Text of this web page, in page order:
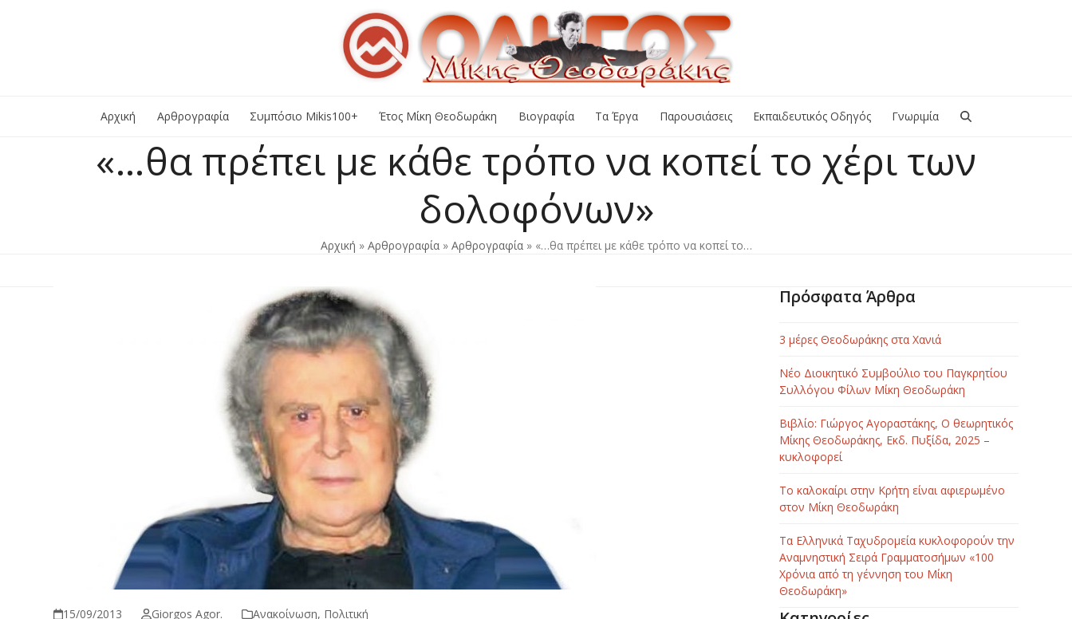
Αρχική Αρθρογραφία Συμπόσιο Mikis100+ Έτος Μίκη Θεοδωράκη Βιογραφία Τα Έργα Παρουσιάσεις Εκπαιδευτικός Οδηγός Γνωριμία
«…θα πρέπει με κάθε τρόπο να κοπεί το χέρι των
δολοφόνων»
Αρχική » Αρθρογραφία» Αρθρογραφία» «…θα πρέπει με κάθε τρόπο να κοπεί το…
15/09/2013 Giorgos Agor. Ανακοίνωση, Πολιτική
Πρόσφατα Άρθρα
3 μέρες Θεοδωράκης στα Χανιά
Νέο Διοικητικό Συμβούλιο του Παγκρητίου
Συλλόγου Φίλων Μίκη Θεοδωράκη
Βιβλίο: Γιώργος Αγοραστάκης, Ο θεωρητικός
Μίκης Θεοδωράκης, Εκδ. Πυξίδα, 2025 –
κυκλοφορεί
Το καλοκαίρι στην Κρήτη είναι αφιερωμένο
στον Μίκη Θεοδωράκη
Τα Ελληνικά Ταχυδρομεία κυκλοφορούν την
Αναμνηστική Σειρά Γραμματοσήμων «100
Χρόνια από τη γέννηση του Μίκη
Θεοδωράκη»